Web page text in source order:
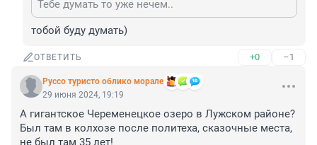
Тебе думать то уже нечем..
тобой буду думать)
ОТВЕТИТЬ +0 –1
Руссо туристо облико морале
29 июня 2024, 19:19
А гигантское Череменецкое озеро в Лужском районе?
Был там в колхозе после политеха, сказочные места,
не был там 35 лет!